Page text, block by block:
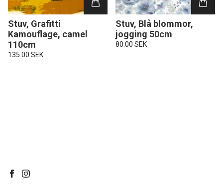
Stuv, Grafitti
Kamouflage, camel
110cm
135.00 SEK
Stuv, Blå blommor,
jogging 50cm
80.00 SEK